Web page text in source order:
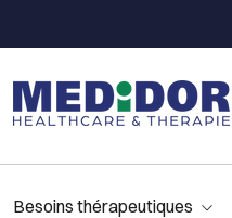
Besoins thérapeutiques